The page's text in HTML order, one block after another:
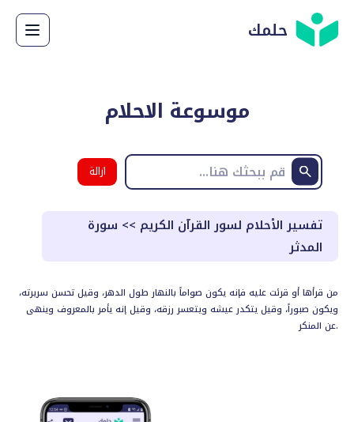
حلمك
موسوعة الاحلام
ازالة
البحث
تفسير الأحلام لسور القرآن الكريم >> سورة
المدثر
من قرأها أو قرئت عليه فإنه يكون صواماً بالنهار طول الدهر، وقيل تحسن سريرته،
ويكون صبوراً، وقيل يتكدر عيشه ويتعسر رزقه، وقيل إنه يأمر بالمعروف وينهى
عن المنكر.